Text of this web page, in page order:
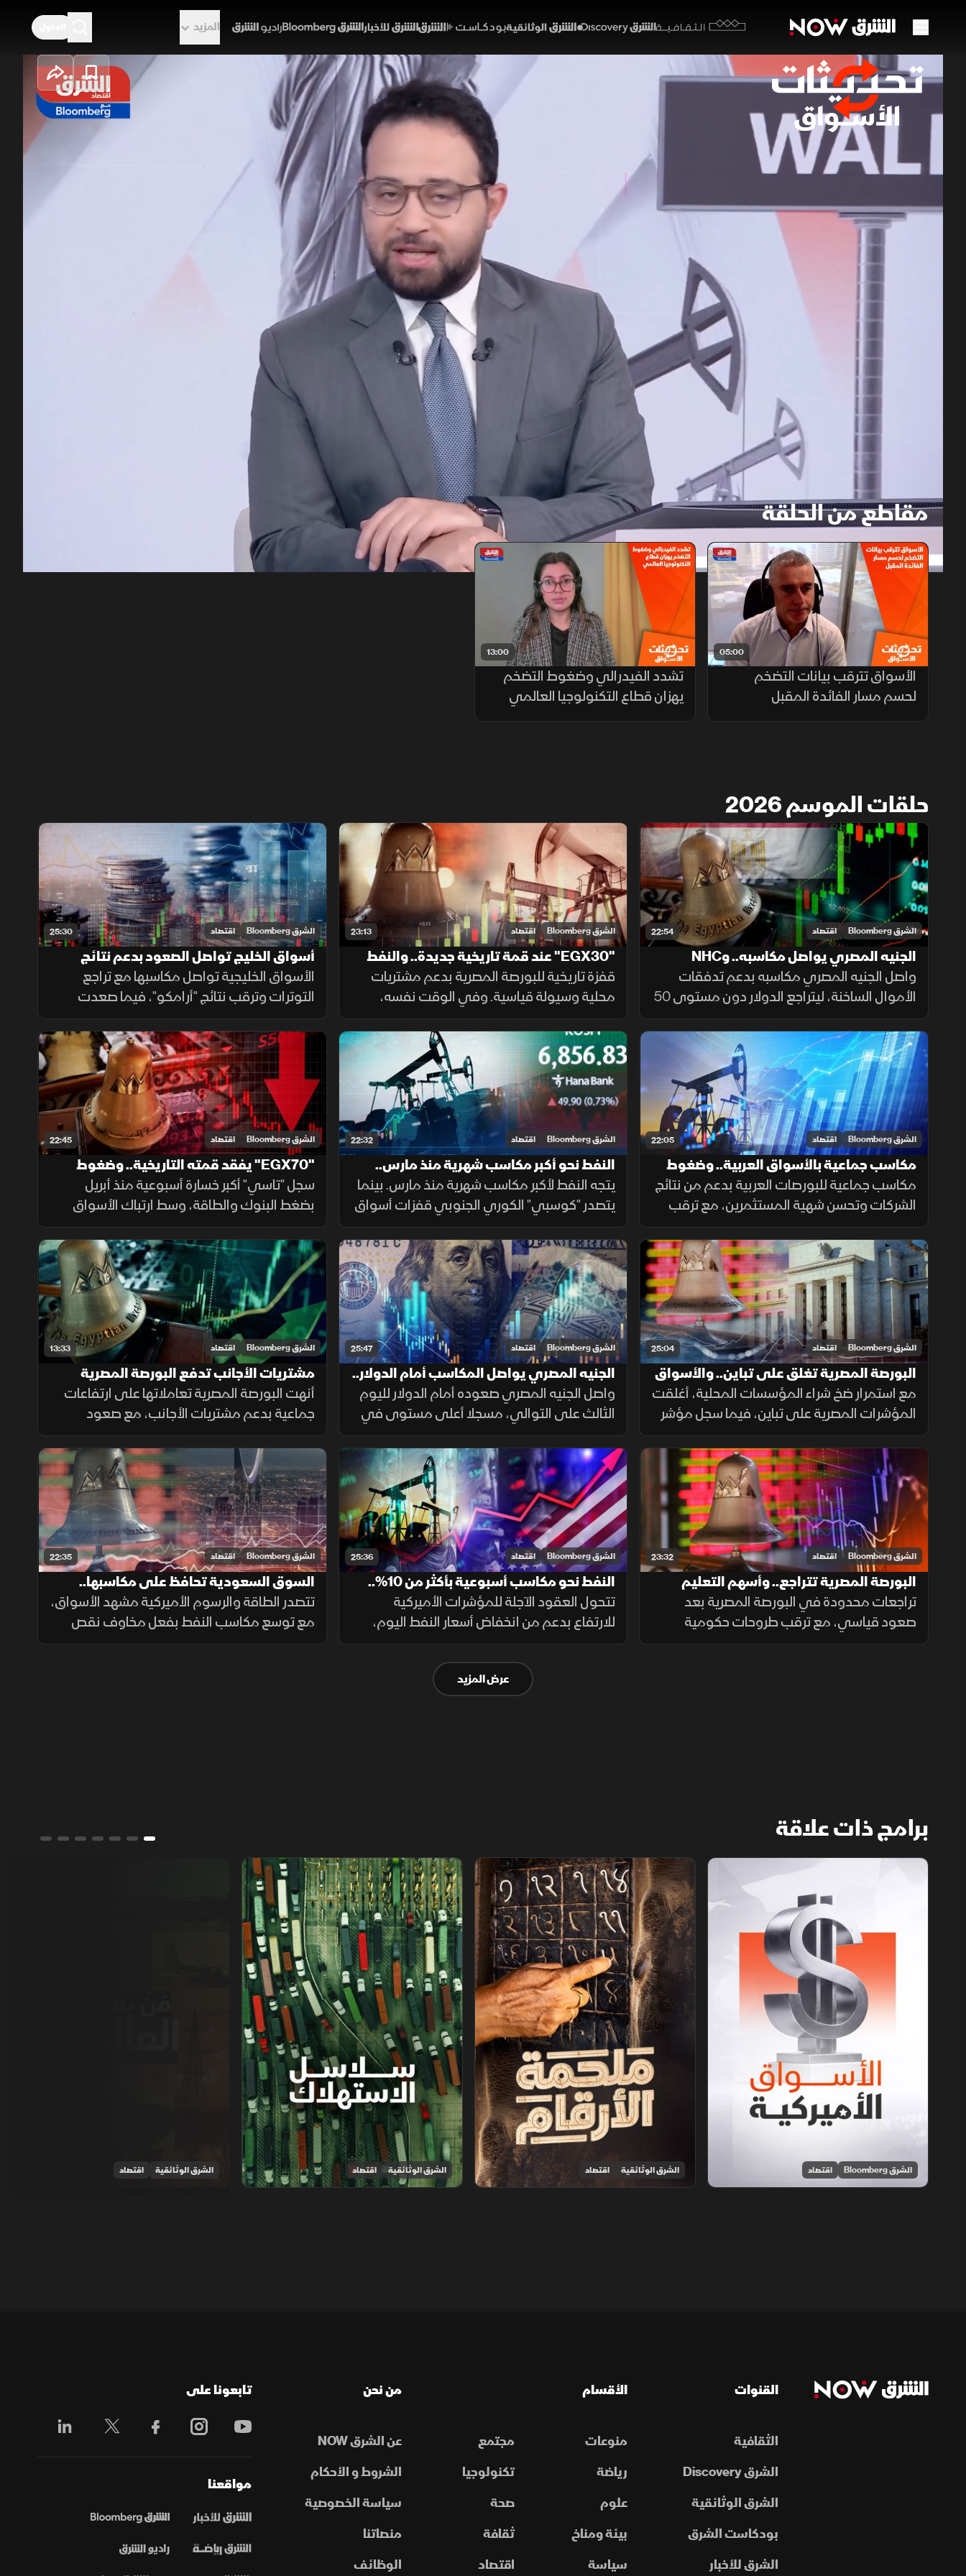
الثقافية
المزيد
1x auto
وول ستريت تحت ضغط الرقائق.. ومايكرون تختبر
زخم التكنولوجيا
تحديثات الأسواق
تقلصت خسائر المؤشرات الأميركية بعد موجة بيع طالت أسهم التكنولوجيا والرقائق، وسط ترقب نتائج مايكرون
وبيانات التضخم المقبلة، بينما يواصل المستثمرون إعادة تقييم رهانات الفائدة والذكاء الاصطناعي، في وقت
رفعت مؤسسات مالية مستهدفاتها لمؤشر إس آند بي مدفوعة بتوقعات نمو الأرباح واستمرار الإنفاق
برامج اقتصاد الشرق الذكاء الاصطناعي
مقاطع من الحلقة
05:00
الأسواق تترقب بيانات التضخم
لحسم مسار الفائدة المقبل
13:00
تشدد الفيدرالي وضغوط التضخم
يهزان قطاع التكنولوجيا العالمي
حلقات الموسم 2026
22:54 الشرق Bloomberg اقتصاد
الجنيه المصري يواصل مكاسبه.. وNHC
تستهدف الـ400 مليار ريال
واصل الجنيه المصري مكاسبه بدعم تدفقات
الأموال الساخنة، ليتراجع الدولار دون مستوى 50
جنيها لأول مرة في نحو شهر، فيما كشفت NHC
عن مستهدفاتها لرفع قيمة محفظتها السكنية
بحلول 2030.
23:13 الشرق Bloomberg اقتصاد
"EGX30" عند قمة تاريخية جديدة.. والنفط
يتراجع 2%
قفزة تاريخية للبورصة المصرية بدعم مشتريات
محلية وسيولة قياسية. وفي الوقت نفسه،
تتراجع أسعار النفط بأكثر من 2% إثر ترجيح وزير
الخزانة الأميركي قرب اتفاق مع إيران، مما ألقى
بظلاله على الأسواق الإقليمية.
25:30 الشرق Bloomberg اقتصاد
أسواق الخليج تواصل الصعود بدعم نتائج
الشركات وهدوء التوترات
الأسواق الخليجية تواصل مكاسبها مع تراجع
التوترات وترقب نتائج "أرامكو"، فيما صعدت
البورصة المصرية بدعم مشتريات محلية وسيولة
قوية وارتفاعات في عدد من الأسهم القيادية.
22:05 الشرق Bloomberg اقتصاد
مكاسب جماعية بالأسواق العربية.. وضغوط
هرمز تلقي بظلالها على الطاقة
مكاسب جماعية للبورصات العربية بدعم من نتائج
الشركات وتحسن شهية المستثمرين، مع ترقب
تحركات النفط والفائدة الأميركية، واستمرار
متابعة تأثير التوترات الجيوسياسية على الأسواق
العالمية.
22:32 الشرق Bloomberg اقتصاد
النفط نحو أكبر مكاسب شهرية منذ مارس..
و"كوسبي" الكوري يقود مكاسب آسيا
يتجه النفط لأكبر مكاسب شهرية منذ مارس. بينما
يتصدر "كوسبي" الكوري الجنوبي قفزات أسواق
آسيا بأعلى صعود يومي في تاريخه، بفضل تجدد
رهانات الذكاء الاصطناعي، وعودة شهية
المستثمرين للمخاطرة.
22:45 الشرق Bloomberg اقتصاد
"EGX70" يفقد قمته التاريخية.. وضغوط
البنوك والطاقة تربك "تاسي"
سجل "تاسي" أكبر خسارة أسبوعية منذ أبريل
بضغط البنوك والطاقة، وسط ارتباك الأسواق
بسبب نبرة "الفيدرالي". وأنهى "EGX70" أطول
مكاسب ليفقد قمته التاريخية، رغم تقليص
مشتريات الأجانب للخسائر.
25:04 الشرق Bloomberg اقتصاد
البورصة المصرية تغلق على تباين.. والأسواق
تترقب "الفيدرالي
مع استمرار ضخ شراء المؤسسات المحلية، أغلقت
المؤشرات المصرية على تباين، فيما سجل مؤشر
EGX 70 قمما تاريخية جديدة، بالتزامن مع ترقب
الأسواق اجتماع الفيدرالي الأمريكي لتحديد
معدلات الفائدة.
25:47 الشرق Bloomberg اقتصاد
الجنيه المصري يواصل المكاسب أمام الدولار..
و"تاسي" دون 10700 نقطة
واصل الجنيه المصري صعوده أمام الدولار لليوم
الثالث على التوالي، مسجلا أعلى مستوى في
أسبوعين. بينما هبط مؤشر "تاسي" السعودي
ليكسر مستوى 10700 نقطة، ويغلق عند أدنى
مستوياته منذ شهر مارس 2026.
13:33 الشرق Bloomberg اقتصاد
مشتريات الأجانب تدفع البورصة المصرية
للإغلاق الأخضر.. و"EGX70" يتألق
أنهت البورصة المصرية تعاملاتها على ارتفاعات
جماعية بدعم مشتريات الأجانب، مع صعود
"EGX30" لـ53.6 ألف نقطة، ومواصلة "EGX70"
تسجيل قمم تاريخية، بينما النفط يقلص خسائره
بالتزامن مع التهدئة الإيرانية.
23:32 الشرق Bloomberg اقتصاد
البورصة المصرية تتراجع.. وأسهم التعليم
تدعم السوق السعودية
تراجعات محدودة في البورصة المصرية بعد
صعود قياسي، مع ترقب طروحات حكومية
جديدة. وفي السعودية دعمت إصلاحات التعليم
25:36 الشرق Bloomberg اقتصاد
النفط نحو مكاسب أسبوعية بأكثر من 10%..
وارتفاع العقود الآجلة الأميركية
تتحول العقود الآجلة للمؤشرات الأميركية
للارتفاع بدعم من انخفاض أسعار النفط اليوم،
رغم اتجاه الخام لتسجيل مكاسب أسبوعية بأكثر
من 10%، وذلك عقب تراجعات "وول ستريت"
الحادة المسجلة في تعاملات الأمس.
22:35 الشرق Bloomberg اقتصاد
السوق السعودية تحافظ على مكاسبها..
وEGX 70 يسجل قمة
تتصدر الطاقة والرسوم الأميركية مشهد الأسواق،
مع توسع مكاسب النفط بفعل مخاوف نقص
الإمدادات وتوترات الشرق الأوسط. وفي مصر،
عرض المزيد
برامج ذات علاقة
الأسواق الأميركية
الشرق Bloomberg اقتصاد
ملحمة الأرقام
الشرق الوثائقية اقتصاد
سلاسل الاستهلاك
الشرق الوثائقية اقتصاد الشرق الوثائقية اقتصاد
القنوات
الثقافية
الشرق Discovery
الشرق الوثائقية
بودكاست الشرق
الشرق للأخبار
الأقسام
منوعات
مجتمع
رياضة
تكنولوجيا
علوم
صحة
بيئة ومناخ
ثقافة
سياسة
اقتصاد
من نحن
عن الشرق NOW
الشروط و الأحكام
سياسة الخصوصية
منصاتنا
الوظائف
تابعونا على
مواقعنا